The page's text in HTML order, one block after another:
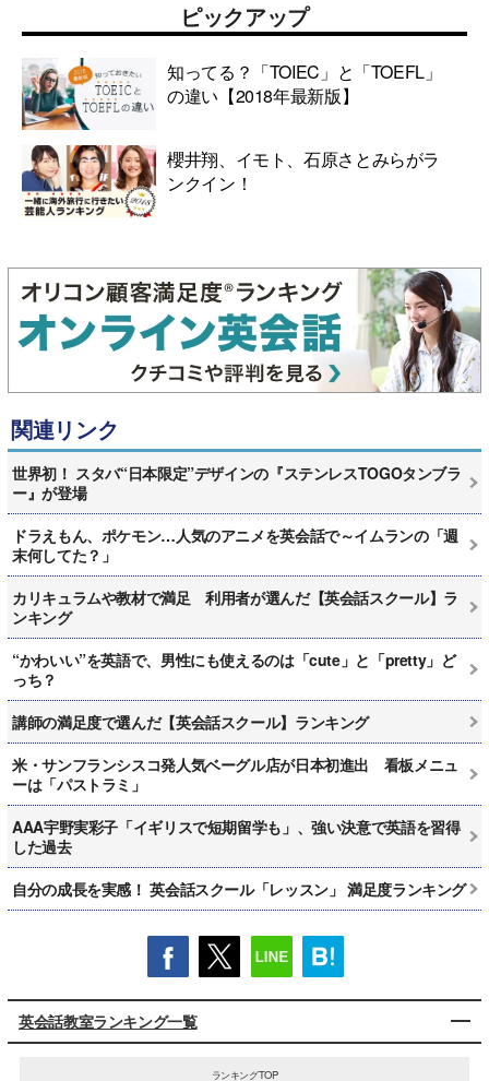
ピックアップ
知ってる？「TOIEC」と「TOEFL」
の違い【2018年最新版】
櫻井翔、イモト、石原さとみらがラ
ンクイン！
関連リンク
世界初！ スタバ“日本限定”デザインの『ステンレスTOGOタンブラ
ー』が登場
ドラえもん、ポケモン…人気のアニメを英会話で～イムランの「週
末何してた？」
カリキュラムや教材で満足 利用者が選んだ【英会話スクール】ラ
ンキング
“かわいい”を英語で、男性にも使えるのは「cute」と「pretty」ど
っち？
講師の満足度で選んだ【英会話スクール】ランキング
米・サンフランシスコ発人気ベーグル店が日本初進出 看板メニュ
ーは「パストラミ」
AAA宇野実彩子「イギリスで短期留学も」、強い決意で英語を習得
した過去
自分の成長を実感！ 英会話スクール「レッスン」 満足度ランキング
英会話教室ランキング一覧
ランキングTOP